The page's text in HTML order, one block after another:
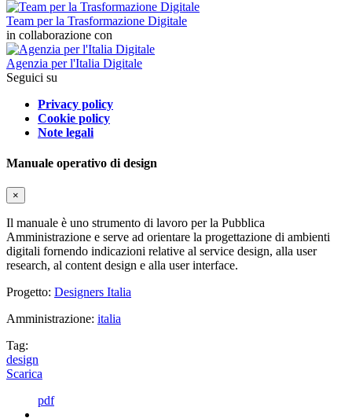
Team per la Trasformazione Digitale
in collaborazione con
Agenzia per l'Italia Digitale
Seguici su
Privacy policy
Cookie policy
Note legali
Manuale operativo di design
×
Il manuale è uno strumento di lavoro per la Pubblica
Amministrazione e serve ad orientare la progettazione di ambienti
digitali fornendo indicazioni relative al service design, alla user
research, al content design e alla user interface.
Progetto: Designers Italia
Amministrazione: italia
Tag:
design
Scarica
pdf